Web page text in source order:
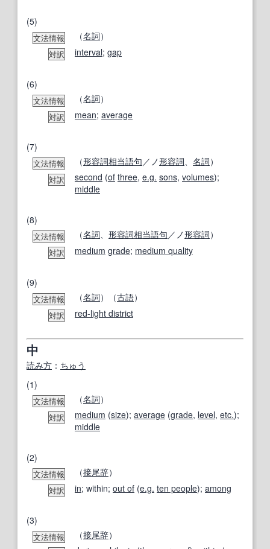
(5)
文法情報 （名詞）
対訳 interval; gap
(6)
文法情報 （名詞）
対訳 mean; average
(7)
文法情報 （形容詞相当語句／ノ形容詞、 名詞）
対訳 second (of three, e.g. sons, volumes);
middle
(8)
文法情報 （名詞、 形容詞相当語句／ノ形容詞）
対訳 medium grade; medium quality
(9)
文法情報 （名詞）（古語）
対訳 red-light district
中
読み方 ： ちゅう
(1)
文法情報 （名詞）
対訳 medium (size); average (grade, level, etc.);
middle
(2)
文法情報 （接尾辞）
対訳 in; within; out of (e.g. ten people); among
(3)
文法情報 （接尾辞）